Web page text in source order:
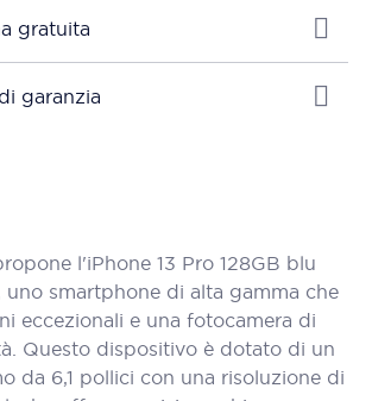
gratuita
garanzia
l'iPhone 13 Pro 128GB blu
smartphone di alta gamma che
eccezionali e una fotocamera di
Questo dispositivo è dotato di un
da 6,1 pollici con una risoluzione di